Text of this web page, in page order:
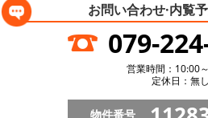
お問い合わせ·内覧
079-
営業時間：10:00
定休日：無し
物件番号